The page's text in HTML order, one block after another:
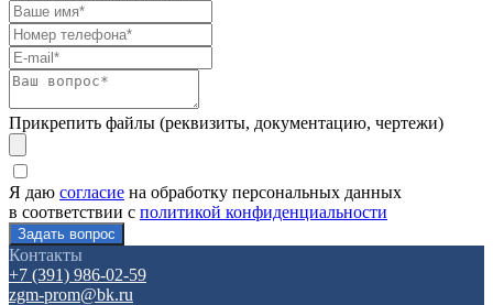
Прикрепить файлы (реквизиты, документацию, чертежи)
Я даю согласие на обработку персональных данных
в соответствии с политикой конфиденциальности
Контакты
+7 (391) 986-02-59
zgm-prom@bk.ru